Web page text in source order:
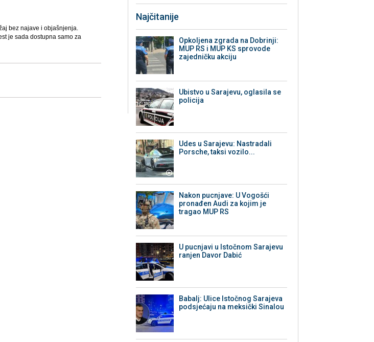
bez najave i objašnjenja.
je sada dostupna samo za
Najčitanije
Opkoljena zgrada na Dobrinji:
MUP RS i MUP KS sprovode
zajedničku akciju
Ubistvo u Sarajevu, oglasila se
policija
Udes u Sarajevu: Nastradali
Porsche, taksi vozilo...
Nakon pucnjave: U Vogošći
pronađen Audi za kojim je
tragao MUP RS
U pucnjavi u Istočnom Sarajevu
ranjen Davor Dabić
Babalj: Ulice Istočnog Sarajeva
podsjećaju na meksički Sinalou